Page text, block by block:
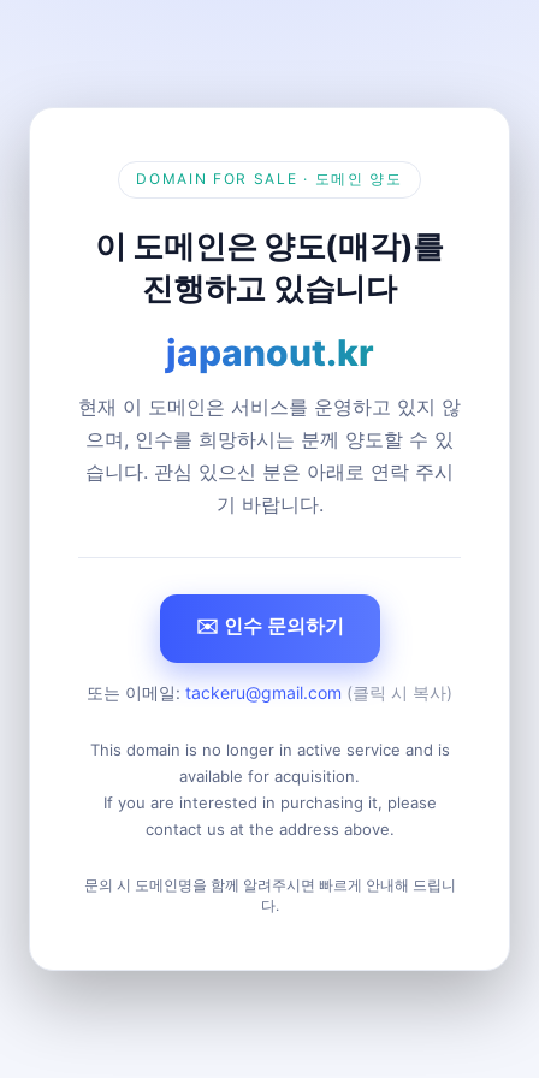
DOMAIN FOR SALE · 도메인 양도
이 도메인은 양도(매각)를
진행하고 있습니다
japanout.kr
현재 이 도메인은 서비스를 운영하고 있지 않
으며, 인수를 희망하시는 분께 양도할 수 있
습니다. 관심 있으신 분은 아래로 연락 주시
기 바랍니다.
✉️ 인수 문의하기
또는 이메일: tackeru@gmail.com (클릭 시 복사)
This domain is no longer in active service and is
available for acquisition.
If you are interested in purchasing it, please
contact us at the address above.
문의 시 도메인명을 함께 알려주시면 빠르게 안내해 드립니
다.